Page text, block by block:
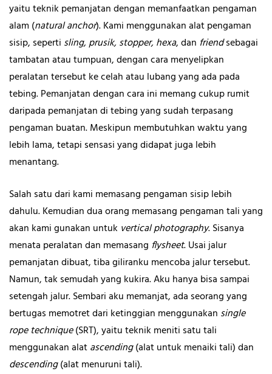
yaitu teknik pemanjatan dengan memanfaatkan pengaman
alam (natural anchor). Kami menggunakan alat pengaman
sisip, seperti sling, prusik, stopper, hexa, dan friendsebagai
tambatan atau tumpuan, dengan cara menyelipkan
peralatan tersebut ke celah atau lubang yang ada pada
tebing. Pemanjatan dengan cara ini memang cukup rumit
daripada pemanjatan di tebing yang sudah terpasang
pengaman buatan. Meskipun membutuhkan waktu yang
lebih lama, tetapi sensasi yang didapat juga lebih
menantang.
Salah satu dari kami memasang pengaman sisip lebih
dahulu. Kemudian dua orang memasang pengaman tali yang
akan kami gunakan untuk vertical photography. Sisanya
menata peralatan dan memasang flysheet. Usai jalur
pemanjatan dibuat, tiba giliranku mencoba jalur tersebut.
Namun, tak semudah yang kukira. Aku hanya bisa sampai
setengah jalur. Sembari aku memanjat, ada seorang yang
bertugas memotret dari ketinggian menggunakan single
rope technique(SRT), yaitu teknik meniti satu tali
menggunakan alatascending(alat untuk menaiki tali) dan
descending(alat menuruni tali).